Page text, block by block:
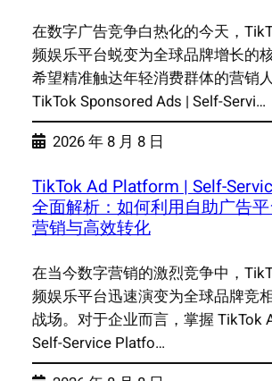
在数字广告竞争白热化的今天，
频娱乐平台蜕变为全球品牌增长的
希望精准触达年轻消费群体的营销
TikTok Sponsored Ads | Self-Servi…
2026 年 8 月 8 日
TikTok Ad Platform | Self-
全面解析：如何利用自助广告
营销与高效转化
在当今数字营销的激烈竞争中，
频娱乐平台迅速演变为全球品牌竞
战场。对于企业而言，掌握 TikTok
Self-Service Platfo…